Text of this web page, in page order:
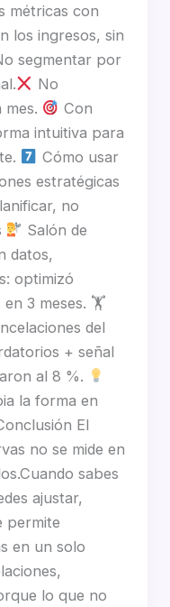
métricas con
los ingresos, sin
segmentar por
No
Con
intuitiva para
Cómo usar
estratégicas
no
Salón de
datos,
optimizó
en 3 meses. 🏋
del
+ señal
al 8 %.
la forma en
El
no se mide en
sabes
ajustar,
permite
en un solo
lo que no